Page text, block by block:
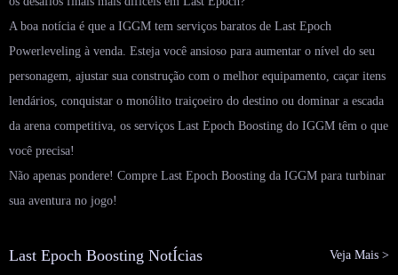
A boa notícia é que a IGGM tem serviços baratos de Last Epoch
Powerleveling à venda. Esteja você ansioso para aumentar o nível do seu
personagem, ajustar sua construção com o melhor equipamento, caçar itens
lendários, conquistar o monólito traiçoeiro do destino ou dominar a escada
da arena competitiva, os serviços Last Epoch Boosting do IGGM têm o que
você precisa!
Não apenas pondere! Compre Last Epoch Boosting da IGGM para turbinar
sua aventura no jogo!
Last Epoch Boosting NotÍcias Veja Mais >